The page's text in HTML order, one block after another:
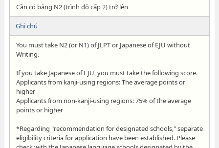
Cần có bằng N2 (trình độ cấp 2) trở lên
Ghi chú
You must take N2 (or N1) of JLPT or Japanese of EJU without
Writing.
If you take Japanese of EJU, you must take the following score.
Applicants from kanji-using regions: The average points or
higher
Applicants from non-kanji-using regions: 75% of the average
points or higher
*Regarding "recommendation for designated schools," separate
eligibility criteria for application have been established. Please